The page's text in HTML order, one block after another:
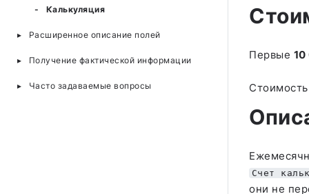
Калькуляция
Расширенное описание полей
Получение фактической информации
Часто задаваемые вопросы
Первые
Счет
они не